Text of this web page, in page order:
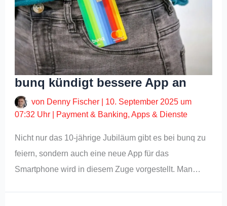
bunq kündigt bessere App an
von Denny Fischer
10. September 2025 um
07:32 Uhr
Payment & Banking,Apps & Dienste
Nicht nur das 10-jährige Jubiläum gibt es bei bunq zu
feiern, sondern auch eine neue App für das
Smartphone wird in diesem Zuge vorgestellt. Man…